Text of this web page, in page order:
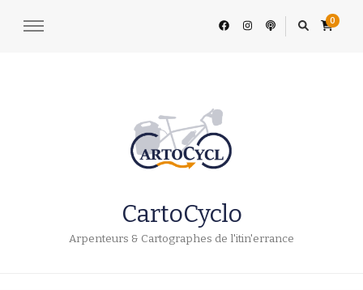
0
CartoCyclo
Arpenteurs & Cartographes de l'itin'errance